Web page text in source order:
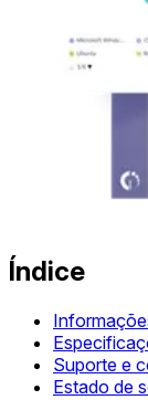
Índice
Suporte e
Estado de